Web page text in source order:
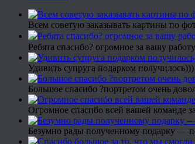
Всем советую заказывать картины по
Ребята спасибо? огромное за вашу
Удивить супруга подарком
Большое спасибо ?портретом очень
Огромное спасибо всей вашей команде
Безумно рады полученному подарку —